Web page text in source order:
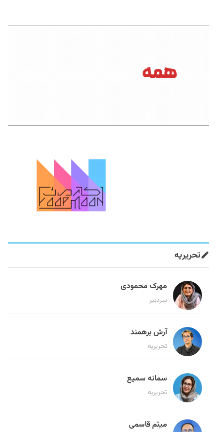
تحریریه
مهرک محمودی
سردبیر
آرش برهمند
تحریریه
سمانه سمیع
تحریریه
میثم قاسمی